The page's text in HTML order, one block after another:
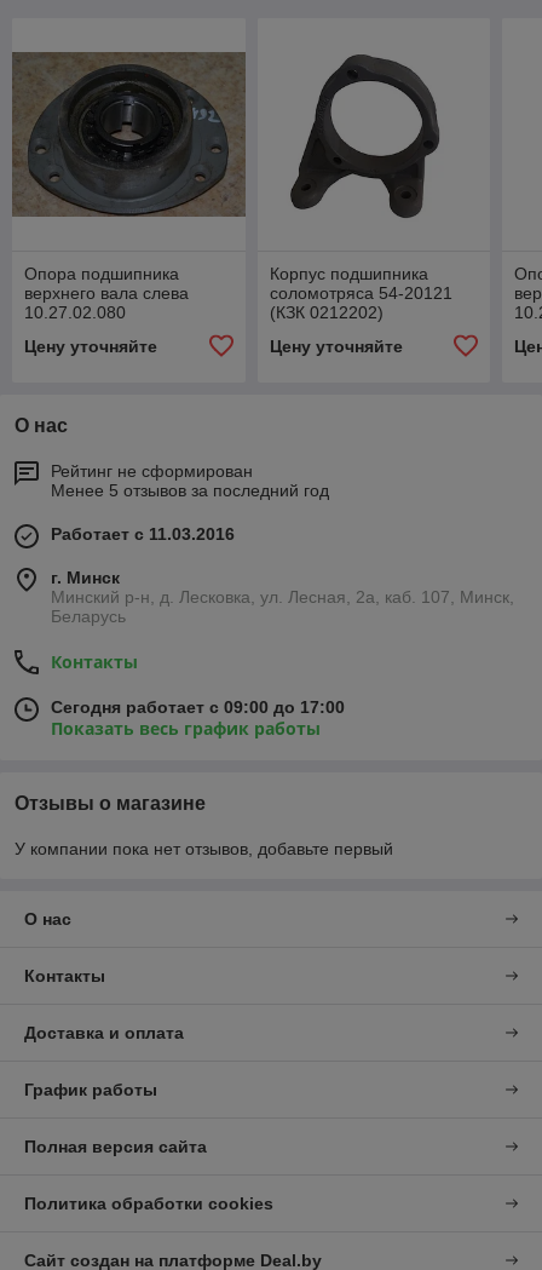
Опора подшипника
верхнего вала слева
10.27.02.080
(фл.10.27.02.203+680210)
Цену уточняйте
Корпус подшипника
соломотряса 54-20121
(КЗК 0212202)
Цену уточняйте
О нас
Рейтинг не сформирован
Менее 5 отзывов за последний год
Работает с 11.03.2016
г. Минск
Минский р-н, д. Лесковка, ул. Лесная, 2а, каб. 107, Минск,
Беларусь
Контакты
Сегодня работает с 09:00 до 17:00
Показать весь график работы
Отзывы о магазине
У компании пока нет отзывов, добавьте первый
О нас
Контакты
Доставка и оплата
График работы
Полная версия сайта
Политика обработки cookies
Сайт создан на платформе Deal.by